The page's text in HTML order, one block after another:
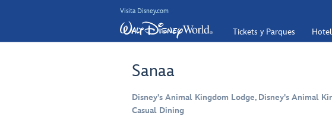
Visita Disney.com
Tickets y Parques
Sanaa
Disney's Animal Kingdom Lodge, Disney's Animal
Casual Dining